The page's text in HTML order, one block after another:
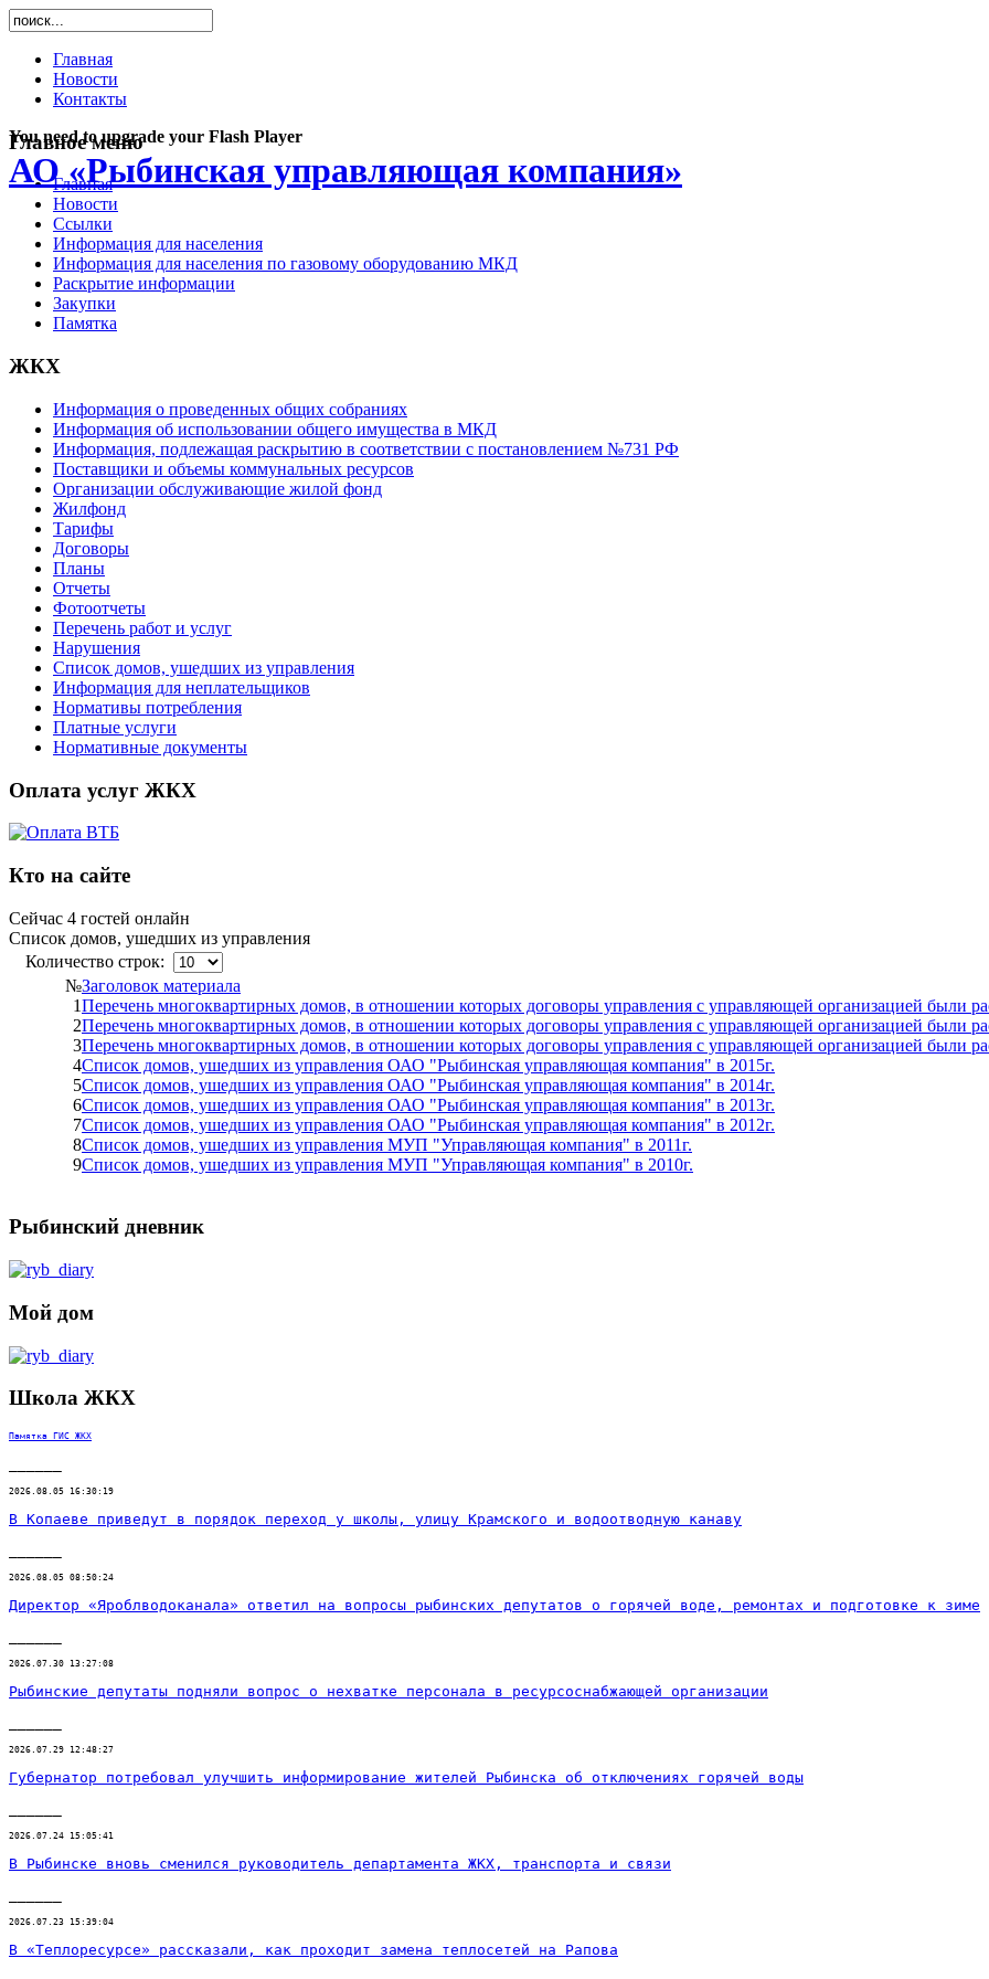
Главная
Новости
Контакты
You need to upgrade your Flash Player
АО «Рыбинская управляющая компания»
Главное меню
Главная
Новости
Ссылки
Информация для населения
Информация для населения по газовому оборудованию МКД
Раскрытие информации
Закупки
Памятка
ЖКХ
Информация о проведенных общих собраниях
Информация об использовании общего имущества в МКД
Информация, подлежащая раскрытию в соответствии с постановлением №731 РФ
Поставщики и объемы коммунальных ресурсов
Организации обслуживающие жилой фонд
Жилфонд
Тарифы
Договоры
Планы
Отчеты
Фотоотчеты
Перечень работ и услуг
Нарушения
Список домов, ушедших из управления
Информация для неплательщиков
Нормативы потребления
Платные услуги
Нормативные документы
Оплата услуг ЖКХ
Кто на сайте
Сейчас 4 гостей онлайн
Список домов, ушедших из управления
Количество строк:
№Заголовок материала
1Перечень многоквартирных домов, в отношении которых договоры управления с управляющей организацией были
2Перечень многоквартирных домов, в отношении которых договоры управления с управляющей организацией были
3Перечень многоквартирных домов, в отношении которых договоры управления с управляющей организацией были
4Список домов, ушедших из управления ОАО "Рыбинская управляющая компания" в 2015г.
5Список домов, ушедших из управления ОАО "Рыбинская управляющая компания" в 2014г.
6Список домов, ушедших из управления ОАО "Рыбинская управляющая компания" в 2013г.
7Список домов, ушедших из управления ОАО "Рыбинская управляющая компания" в 2012г.
8Список домов, ушедших из управления МУП "Управляющая компания" в 2011г.
9Список домов, ушедших из управления МУП "Управляющая компания" в 2010г.
Рыбинский дневник
Мой дом
Школа ЖКХ
Памятка ГИС ЖКХ
2026.08.05 16:30:19
В Копаеве приведут в порядок переход у школы, улицу Крамского и водоотводную канаву
2026.08.05 08:50:24
Директор «Яроблводоканала» ответил на вопросы рыбинских депутатов о горячей воде, ремонтах и подготовке к зиме
2026.07.30 13:27:08
Рыбинские депутаты подняли вопрос о нехватке персонала в ресурсоснабжающей организации
2026.07.29 12:48:27
Губернатор потребовал улучшить информирование жителей Рыбинска об отключениях горячей воды
2026.07.24 15:05:41
В Рыбинске вновь сменился руководитель департамента ЖКХ, транспорта и связи
2026.07.23 15:39:04
В «Теплоресурсе» рассказали, как проходит замена теплосетей на Рапова